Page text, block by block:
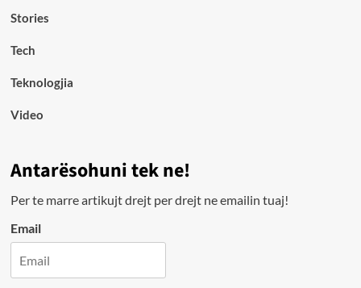
Stories
Tech
Teknologjia
Video
Antarësohuni tek ne!
Per te marre artikujt drejt per drejt ne emailin tuaj!
Email